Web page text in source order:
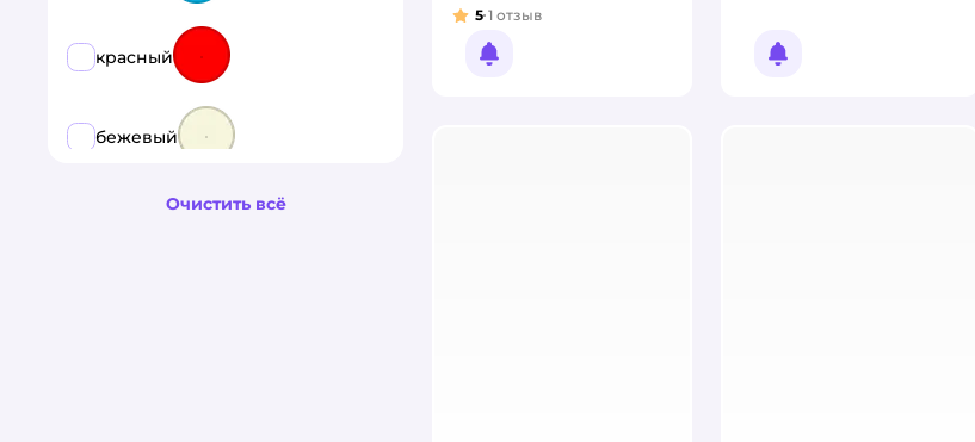
Рейтинг:
5 1 отзыв
Уведомить о появлении Уведомить о появлении
красный
бежевый
оранжевый
Очистить всё